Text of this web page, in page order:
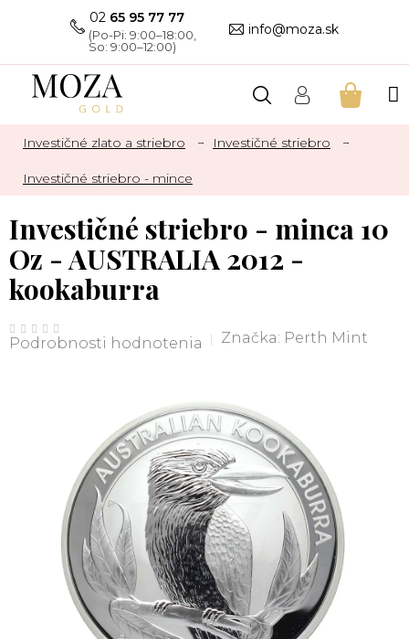
02 65 95 77 77
info@moza.sk
Investičné zlato a striebro Investičné striebro
Investičné striebro - mince
Investičné striebro - minca 10
Oz - AUSTRALIA 2012 -
kookaburra
Priemerné
hodnotenie
produktu
Podrobnosti hodnotenia Značka: Perth Mint